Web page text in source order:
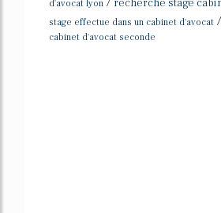
d'avocat lyon
recherche stage
stage effectue dans un cabinet d'avocat /
cabinet d'avocat seconde